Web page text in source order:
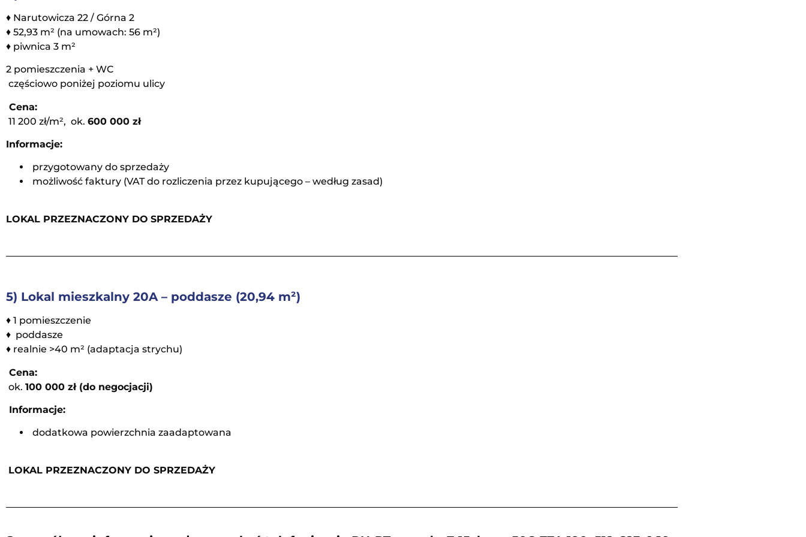
♦ Narutowicza 22 / Górna 2
♦ 52,93 m² (na umowach: 56 m²)
♦ piwnica 3 m²
2 pomieszczenia + WC
częściowo poniżej poziomu ulicy
Cena:
11 200 zł/m², ok. 600 000 zł
Informacje:
przygotowany do sprzedaży
możliwość faktury (VAT do rozliczenia przez kupującego – według zasad)
LOKAL PRZEZNACZONY DO SPRZEDAŻY
5) Lokal mieszkalny 20A – poddasze (20,94 m²)
♦ 1 pomieszczenie
♦ poddasze
♦ realnie >40 m² (adaptacja strychu)
Cena:
ok. 100 000 zł (do negocjacji)
Informacje:
dodatkowa powierzchnia zaadaptowana
LOKAL PRZEZNACZONY DO SPRZEDAŻY